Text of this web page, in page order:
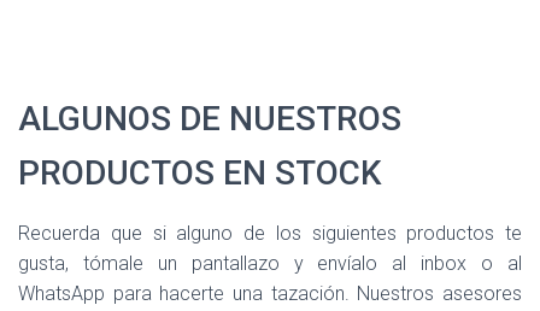
ALGUNOS DE NUESTROS
PRODUCTOS EN STOCK
Recuerda que si alguno de los siguientes productos te
gusta, tómale un pantallazo y envíalo al inbox o al
WhatsApp para hacerte una tazación. Nuestros asesores